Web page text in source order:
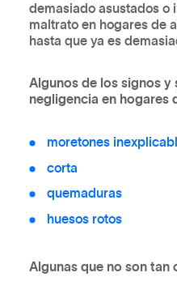
demasiado asustados o
maltrato en hogares de
hasta que ya es
Algunos de los signos y
negligencia en hogares
moretones
corta
quemaduras
huesos rotos
Algunas que no son tan